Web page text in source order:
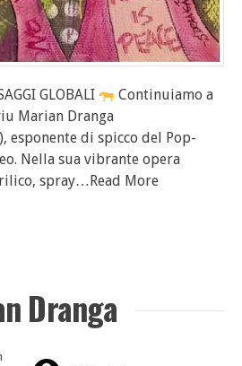
GLOBALI
Continuiamo a
Marian Dranga
esponente di spicco del Pop-
Nella sua vibrante opera
spray…Read More
Dranga